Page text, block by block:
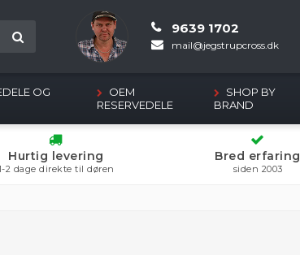
9639 1702
mail@jegstrupcross.dk
OG
OEM
RESERVEDELE
SHOP BY
BRAND
Hurtig levering
2 dage direkte til døren
Bred erfaring
siden 2003